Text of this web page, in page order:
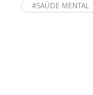
#SAÚDE MENTAL